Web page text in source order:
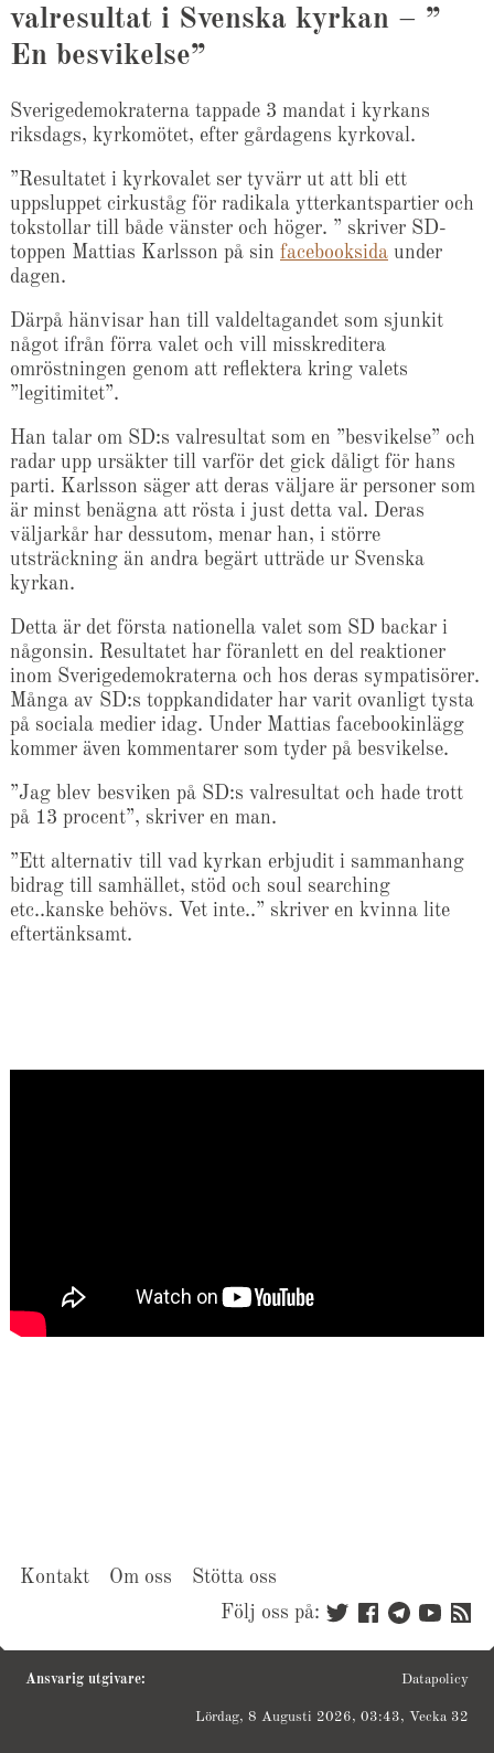
valresultat i Svenska kyrkan – ”
En besvikelse”
Sverigedemokraterna tappade 3 mandat i kyrkans
riksdags, kyrkomötet, efter gårdagens kyrkoval.
”Resultatet i kyrkovalet ser tyvärr ut att bli ett
uppsluppet cirkuståg för radikala ytterkantspartier och
tokstollar till både vänster och höger. ” skriver SD-
toppen Mattias Karlsson på sin facebooksida under
dagen.
Därpå hänvisar han till valdeltagandet som sjunkit
något ifrån förra valet och vill misskreditera
omröstningen genom att reflektera kring valets
”legitimitet”.
Han talar om SD:s valresultat som en ”besvikelse” och
radar upp ursäkter till varför det gick dåligt för hans
parti. Karlsson säger att deras väljare är personer som
är minst benägna att rösta i just detta val. Deras
väljarkår har dessutom, menar han, i större
utsträckning än andra begärt utträde ur Svenska
kyrkan.
Detta är det första nationella valet som SD backar i
någonsin. Resultatet har föranlett en del reaktioner
inom Sverigedemokraterna och hos deras sympatisörer.
Många av SD:s toppkandidater har varit ovanligt tysta
på sociala medier idag. Under Mattias facebookinlägg
kommer även kommentarer som tyder på besvikelse.
”Jag blev besviken på SD:s valresultat och hade trott
på 13 procent”, skriver en man.
”Ett alternativ till vad kyrkan erbjudit i sammanhang
bidrag till samhället, stöd och soul searching
etc..kanske behövs. Vet inte..” skriver en kvinna lite
eftertänksamt.
Kontakt Om oss
Stötta oss
Följ oss på:
Ansvarig utgivare: Datapolicy
Lördag, 8 Augusti 2026, 03:43, Vecka 32